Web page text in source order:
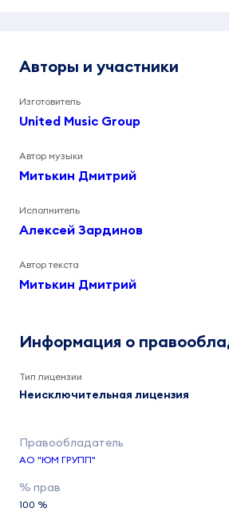
Авторы и участники
Изготовитель
United Music Group
Автор музыки
Митькин Дмитрий
Исполнитель
Алексей Зардинов
Автор текста
Митькин Дмитрий
Информация о
Тип лицензии
Неисключительная лицензия
АО "ЮМ ГРУПП"
100 %